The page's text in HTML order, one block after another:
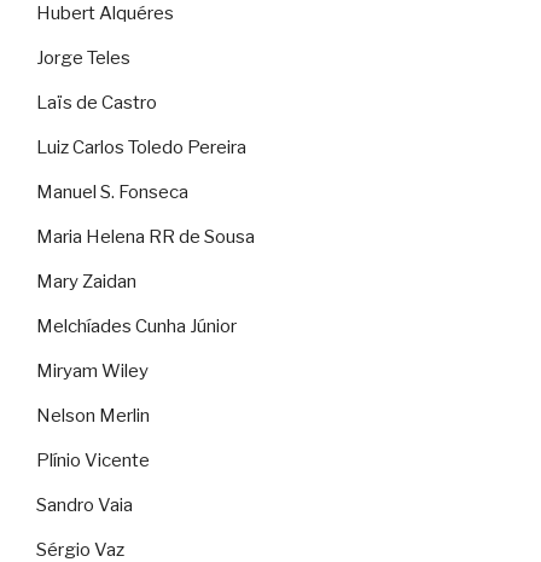
Hubert Alquéres
Jorge Teles
Laïs de Castro
Luiz Carlos Toledo Pereira
Manuel S. Fonseca
Maria Helena RR de Sousa
Mary Zaidan
Melchíades Cunha Júnior
Miryam Wiley
Nelson Merlin
Plínio Vicente
Sandro Vaia
Sérgio Vaz